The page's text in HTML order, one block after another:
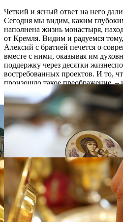
Четкий и ясный ответ на него
Сегодня мы видим, каким
наполнена жизнь монастыря,
от Кремля. Видим и радуемся
Алексий с братией печется о
вместе с ними, оказывая им
поддержку через десятки
востребованных проектов. И то,
произошло такое преображение, –
Алексия (Завидонского), корабль
действительно, чудо Божие.
Фото: Владимир Ходаков.
Даниловым монастырем и